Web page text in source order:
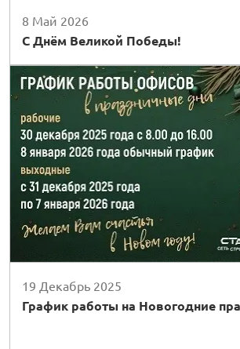
8 Май 2026
С Днём Великой Победы!
19 Декабрь 2025
График работы на Новогодние